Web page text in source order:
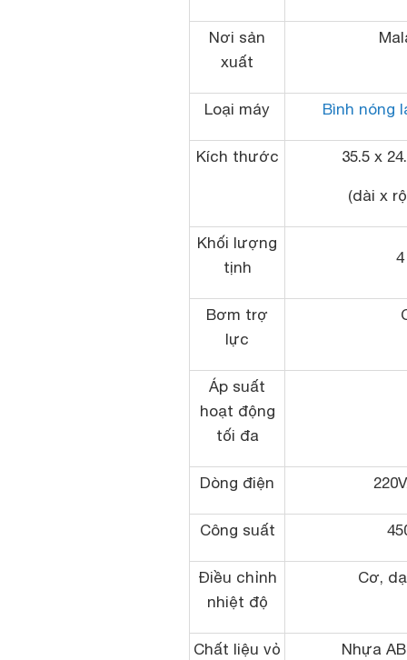
Nơi sản
xuất
Loại máy Bình nóng
Kích thước 35.5 x
(dài x
Khối lượng
tịnh
Bơm trợ
lực
Áp suất
hoạt động
tối đa
Dòng điện
Công suất
Điều chỉnh
nhiệt độ
Cơ,
Chất liệu vỏ
Nhựa